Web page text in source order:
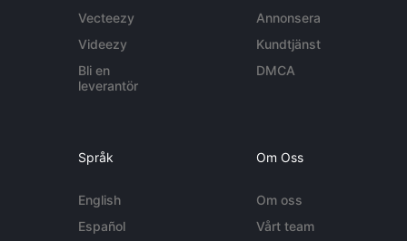
Vecteezy
Videezy
Bli en
leverantör
Annonsera
Kundtjänst
DMCA
Språk
English
Español
Om Oss
Om oss
Vårt team